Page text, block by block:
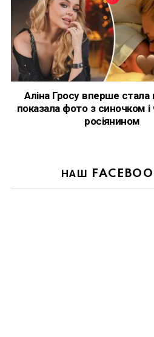
Аліна Гросу вперше
показала фото з синочком і
росіянином
НАШ